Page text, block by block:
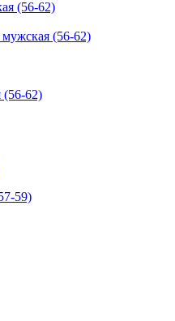
(56-62)
(56-62)
59)